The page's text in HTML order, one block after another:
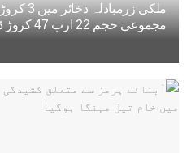
مجموعی حجم 22 ارب 47 کروڑ ڈالر تک پہنچ گیا